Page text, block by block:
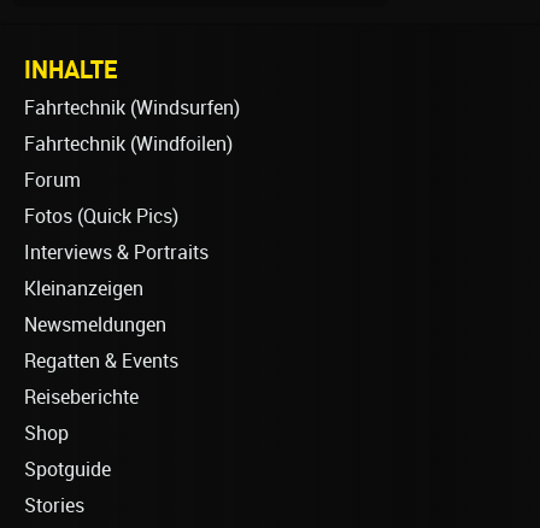
INHALTE
Fahrtechnik (Windsurfen)
Fahrtechnik (Windfoilen)
Forum
Fotos (Quick Pics)
Interviews & Portraits
Kleinanzeigen
Newsmeldungen
Regatten & Events
Reiseberichte
Shop
Spotguide
Stories